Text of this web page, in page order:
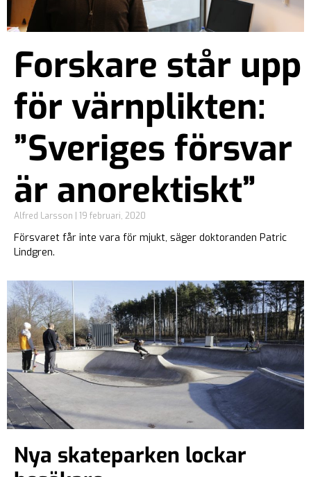
Forskare står upp
för värnplikten:
”Sveriges försvar
är anorektiskt”
Alfred Larsson 19 februari, 2020
Försvaret får inte vara för mjukt, säger doktoranden Patric
Lindgren.
Nya skateparken lockar